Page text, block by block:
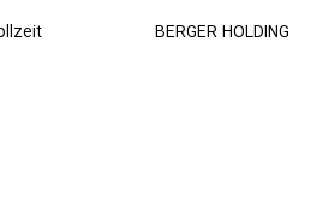
BERGER HOLDING